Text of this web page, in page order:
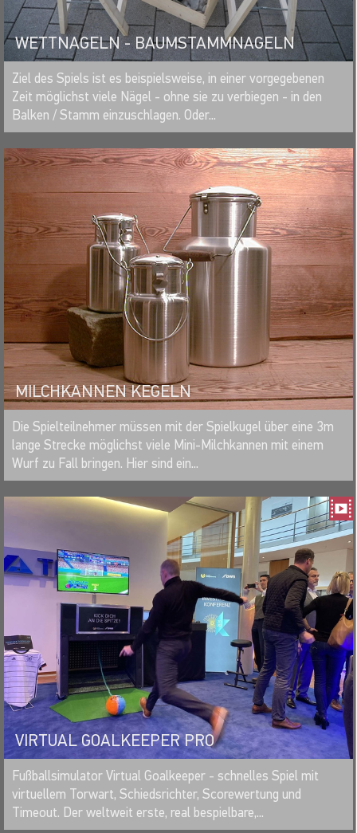
WETTNAGELN - BAUMSTAMMNAGELN
MERKEN
Ziel des Spiels ist es beispielsweise, in einer vorgegebenen
Zeit möglichst viele Nägel - ohne sie zu verbiegen - in den
Balken / Stamm einzuschlagen. Oder...
MILCHKANNEN KEGELN
MERKEN
Die Spielteilnehmer müssen mit der Spielkugel über eine 3m
lange Strecke möglichst viele Mini-Milchkannen mit einem
Wurf zu Fall bringen. Hier sind ein...
VIRTUAL GOALKEEPER PRO
MERKEN
Fußballsimulator Virtual Goalkeeper - schnelles Spiel mit
virtuellem Torwart, Schiedsrichter, Scorewertung und
Timeout. Der weltweit erste, real bespielbare,...